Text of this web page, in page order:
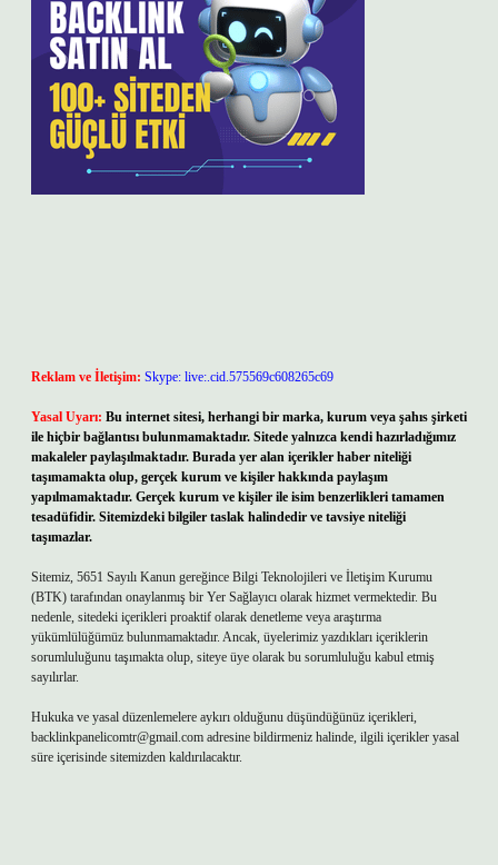
Reklam ve İletişim: Skype: live:.cid.575569c608265c69
Yasal Uyarı: Bu internet sitesi, herhangi bir marka, kurum veya şahıs şirketi
ile hiçbir bağlantısı bulunmamaktadır. Sitede yalnızca kendi hazırladığımız
makaleler paylaşılmaktadır. Burada yer alan içerikler haber niteliği
taşımamakta olup, gerçek kurum ve kişiler hakkında paylaşım
yapılmamaktadır. Gerçek kurum ve kişiler ile isim benzerlikleri tamamen
tesadüfidir. Sitemizdeki bilgiler taslak halindedir ve tavsiye niteliği
taşımazlar.
Sitemiz, 5651 Sayılı Kanun gereğince Bilgi Teknolojileri ve İletişim Kurumu
(BTK) tarafından onaylanmış bir Yer Sağlayıcı olarak hizmet vermektedir. Bu
nedenle, sitedeki içerikleri proaktif olarak denetleme veya araştırma
yükümlülüğümüz bulunmamaktadır. Ancak, üyelerimiz yazdıkları içeriklerin
sorumluluğunu taşımakta olup, siteye üye olarak bu sorumluluğu kabul etmiş
sayılırlar.
Hukuka ve yasal düzenlemelere aykırı olduğunu düşündüğünüz içerikleri,
backlinkpanelicomtr@gmail.com adresine bildirmeniz halinde, ilgili içerikler yasal
süre içerisinde sitemizden kaldırılacaktır.